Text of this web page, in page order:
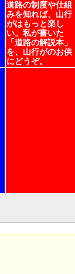
道路の制度や仕組
みを知れば、山行
がはもっと楽し
い。私が書いた
「道路の解説本」
を、山行がのお供
にどうぞ。